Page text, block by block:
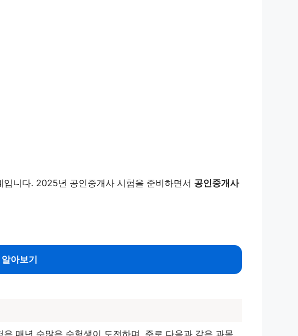
니다. 2025년 공인중개사 시험을 준비하면서 공인중개사
아보기
매년 수많은 수험생이 도전하며, 주로 다음과 같은 과목